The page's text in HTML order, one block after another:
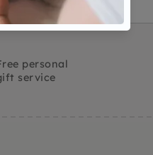
personal
service